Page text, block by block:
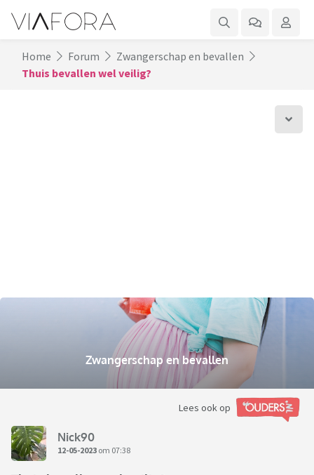
Home Forum
Zwangerschap en bevallen
Thuis bevallen wel veilig?
Zwangerschap en bevallen
Lees ook op
Nick90
12-05-2023 om 07:38